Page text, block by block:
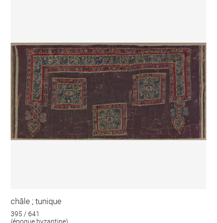
châle ; tunique
395 / 641
(époque byzantine)